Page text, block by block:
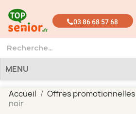
03 86 68 57 68
MENU
Accueil Offres promotionnelles
noir